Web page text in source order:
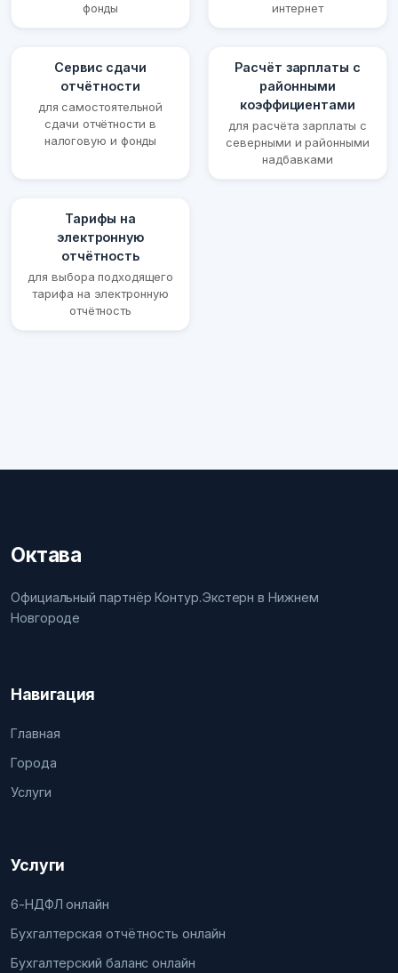
фонды
интернет
Сервис сдачи
отчётности
для самостоятельной
сдачи отчётности в
налоговую и фонды
Расчёт зарплаты с
районными
коэффициентами
для расчёта зарплаты с
северными и районными
надбавками
Тарифы на
электронную
отчётность
для выбора подходящего
тарифа на электронную
отчётность
Октава
Официальный партнёр Контур.Экстерн в Нижнем
Новгороде
Навигация
Главная
Города
Услуги
Услуги
6-НДФЛ онлайн
Бухгалтерская отчётность онлайн
Бухгалтерский баланс онлайн